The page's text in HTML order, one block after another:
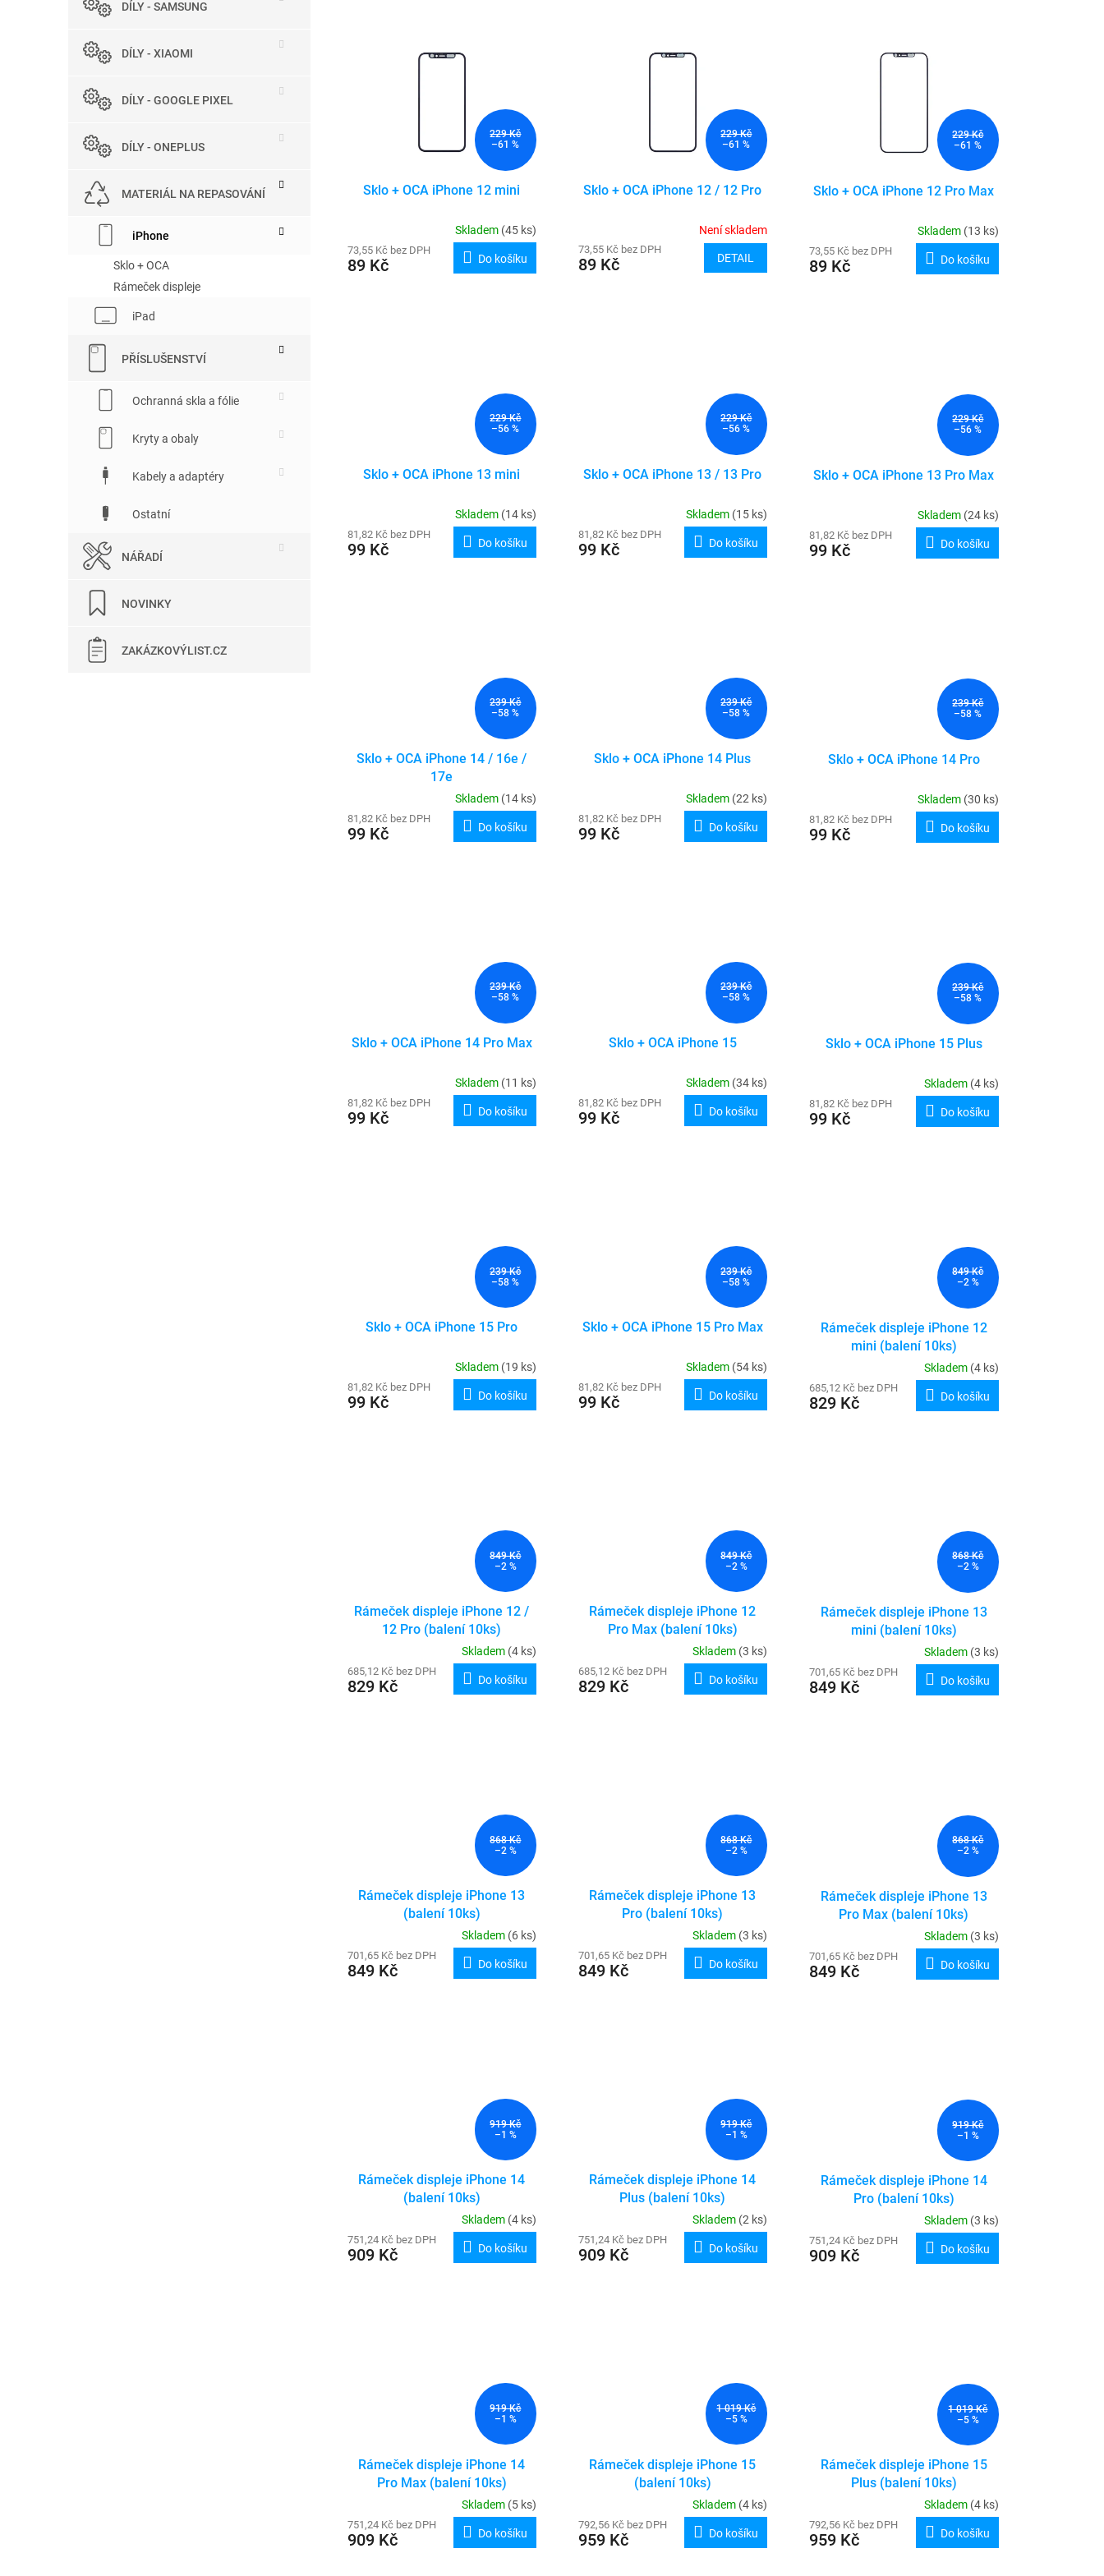
DÍLY - SAMSUNG
DÍLY - XIAOMI
DÍLY - GOOGLE PIXEL
DÍLY - ONEPLUS
MATERIÁL NA REPASOVÁNÍ
iPhone
Sklo + OCA
Rámeček displeje
iPad
PŘÍSLUŠENSTVÍ
Ochranná skla a fólie
Kryty a obaly
Kabely a adaptéry
Ostatní
NÁŘADÍ
NOVINKY
ZAKÁZKOVÝLIST.CZ
229 Kč
–61 %
Sklo + OCA iPhone 12 mini
Skladem (45 ks)
73,55 Kč bez DPH
89 Kč Do košíku
229 Kč
–61 %
Sklo + OCA iPhone 12 / 12 Pro
Není skladem
73,55 Kč bez DPH
89 Kč DETAIL
229 Kč
–61 %
Sklo + OCA iPhone 12 Pro Max
Skladem (13 ks)
73,55 Kč bez DPH
89 Kč Do košíku
229 Kč
–56 %
Sklo + OCA iPhone 13 mini
Skladem (14 ks)
81,82 Kč bez DPH
99 Kč Do košíku
229 Kč
–56 %
Sklo + OCA iPhone 13 / 13 Pro
Skladem (15 ks)
81,82 Kč bez DPH
99 Kč Do košíku
229 Kč
–56 %
Sklo + OCA iPhone 13 Pro Max
Skladem (24 ks)
81,82 Kč bez DPH
99 Kč Do košíku
239 Kč
–58 %
Sklo + OCA iPhone 14 / 16e /
17e
Skladem (14 ks)
81,82 Kč bez DPH
99 Kč Do košíku
239 Kč
–58 %
Sklo + OCA iPhone 14 Plus
Skladem (22 ks)
81,82 Kč bez DPH
99 Kč Do košíku
239 Kč
–58 %
Sklo + OCA iPhone 14 Pro
Skladem (30 ks)
81,82 Kč bez DPH
99 Kč Do košíku
239 Kč
–58 %
Sklo + OCA iPhone 14 Pro Max
Skladem (11 ks)
81,82 Kč bez DPH
99 Kč Do košíku
239 Kč
–58 %
Sklo + OCA iPhone 15
Skladem (34 ks)
81,82 Kč bez DPH
99 Kč Do košíku
239 Kč
–58 %
Sklo + OCA iPhone 15 Plus
Skladem (4 ks)
81,82 Kč bez DPH
99 Kč Do košíku
239 Kč
–58 %
Sklo + OCA iPhone 15 Pro
Skladem (19 ks)
81,82 Kč bez DPH
99 Kč Do košíku
239 Kč
–58 %
Sklo + OCA iPhone 15 Pro Max
Skladem (54 ks)
81,82 Kč bez DPH
99 Kč Do košíku
849 Kč
–2 %
Rámeček displeje iPhone 12
mini (balení 10ks)
Skladem (4 ks)
685,12 Kč bez DPH
829 Kč Do košíku
849 Kč
–2 %
Rámeček displeje iPhone 12 /
12 Pro (balení 10ks)
Skladem (4 ks)
685,12 Kč bez DPH
829 Kč Do košíku
849 Kč
–2 %
Rámeček displeje iPhone 12
Pro Max (balení 10ks)
Skladem (3 ks)
685,12 Kč bez DPH
829 Kč Do košíku
868 Kč
–2 %
Rámeček displeje iPhone 13
mini (balení 10ks)
Skladem (3 ks)
701,65 Kč bez DPH
849 Kč Do košíku
868 Kč
–2 %
Rámeček displeje iPhone 13
(balení 10ks)
Skladem (6 ks)
701,65 Kč bez DPH
849 Kč Do košíku
868 Kč
–2 %
Rámeček displeje iPhone 13
Pro (balení 10ks)
Skladem (3 ks)
701,65 Kč bez DPH
849 Kč Do košíku
868 Kč
–2 %
Rámeček displeje iPhone 13
Pro Max (balení 10ks)
Skladem (3 ks)
701,65 Kč bez DPH
849 Kč Do košíku
919 Kč
–1 %
Rámeček displeje iPhone 14
(balení 10ks)
Skladem (4 ks)
751,24 Kč bez DPH
909 Kč Do košíku
919 Kč
–1 %
Rámeček displeje iPhone 14
Plus (balení 10ks)
Skladem (2 ks)
751,24 Kč bez DPH
909 Kč Do košíku
919 Kč
–1 %
Rámeček displeje iPhone 14
Pro (balení 10ks)
Skladem (3 ks)
751,24 Kč bez DPH
909 Kč Do košíku
919 Kč
–1 %
Rámeček displeje iPhone 14
Pro Max (balení 10ks)
Skladem (5 ks)
751,24 Kč bez DPH
909 Kč Do košíku
1 019 Kč
–5 %
Rámeček displeje iPhone 15
(balení 10ks)
Skladem (4 ks)
792,56 Kč bez DPH
959 Kč Do košíku
1 019 Kč
–5 %
Rámeček displeje iPhone 15
Plus (balení 10ks)
Skladem (4 ks)
792,56 Kč bez DPH
959 Kč Do košíku